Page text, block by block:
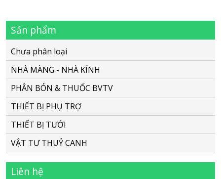
hở
NK-
03
số
lượng
Sản phẩm
Chưa phân loại
NHÀ MÀNG - NHÀ KÍNH
PHÂN BÓN & THUỐC BVTV
THIẾT BỊ PHỤ TRỢ
THIẾT BỊ TƯỚI
VẬT TƯ THUỶ CANH
Liên hệ